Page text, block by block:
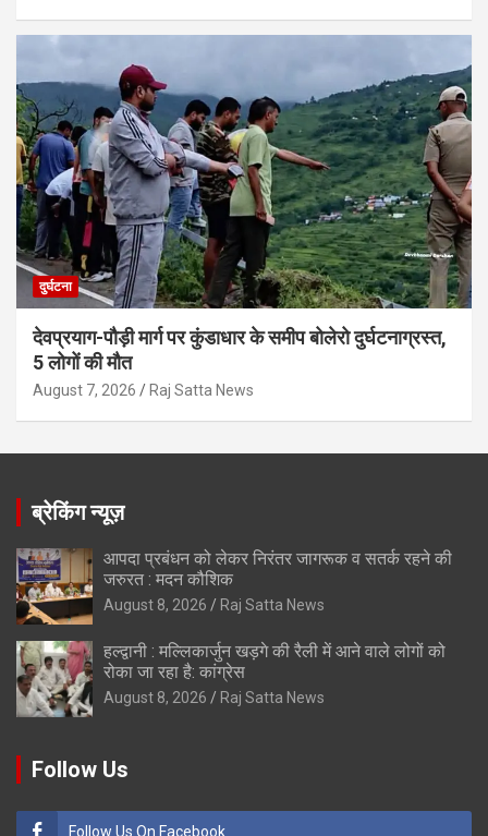
दुर्घटना
देवप्रयाग-पौड़ी मार्ग पर कुंडाधार के समीप बोलेरो दुर्घटनाग्रस्त,
5 लोगों की मौत
August 7, 2026 Raj Satta News
ब्रेकिंग न्यूज़
आपदा प्रबंधन को लेकर निरंतर जागरूक व सतर्क रहने की
जरुरत : मदन कौशिक
August 8, 2026 Raj Satta News
हल्द्वानी : मल्लिकार्जुन खड़गे की रैली में आने वाले लोगों को
रोका जा रहा है: कांग्रेस
August 8, 2026 Raj Satta News
Follow Us
Follow Us On Facebook